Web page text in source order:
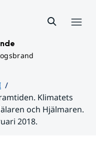
Klimatets
och Hjälmaren.
2018.